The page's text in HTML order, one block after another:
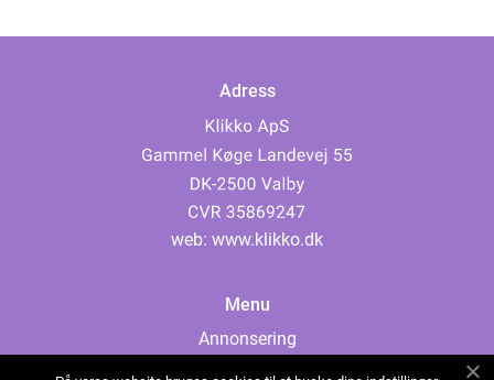
Adress
web: www.klikko.dk
Menu
Annonsering